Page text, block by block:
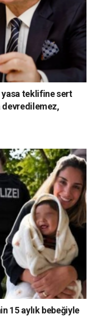
yasa teklifine sert
devredilemez,
15 aylık bebeğiyle